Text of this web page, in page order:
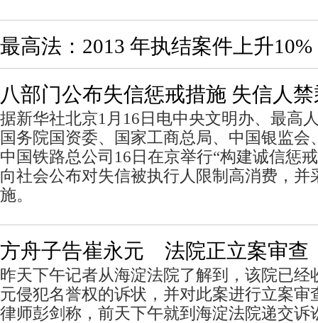
最高法：2013 年执结案件上升10%
八部门公布失信惩戒措施 失信人
据新华社北京1月16日电中央文明办、最高
国务院国资委、国家工商总局、中国银监会
中国铁路总公司16日在京举行“构建诚信惩
向社会公布对失信被执行人限制高消费，并
施。
方舟子告崔永元 法院正立案审查
昨天下午记者从海淀法院了解到，该院已经
元侵犯名誉权的诉状，并对此案进行立
律师彭剑称，前天下午就到海淀法院递交诉